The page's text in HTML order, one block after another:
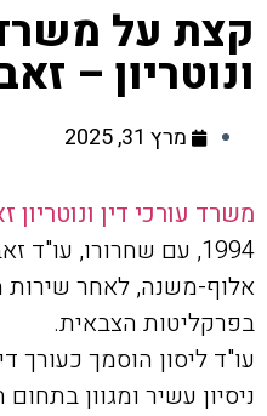
קצת על משרד
ונוטריון –
מרץ 31, 2025
משרד עורכי דין ונוטריון
1994, עם שחרורו,
אלוף-משנה, לאחר
בפרקליטות הצבאית.
ניסיון עשיר ומגוון